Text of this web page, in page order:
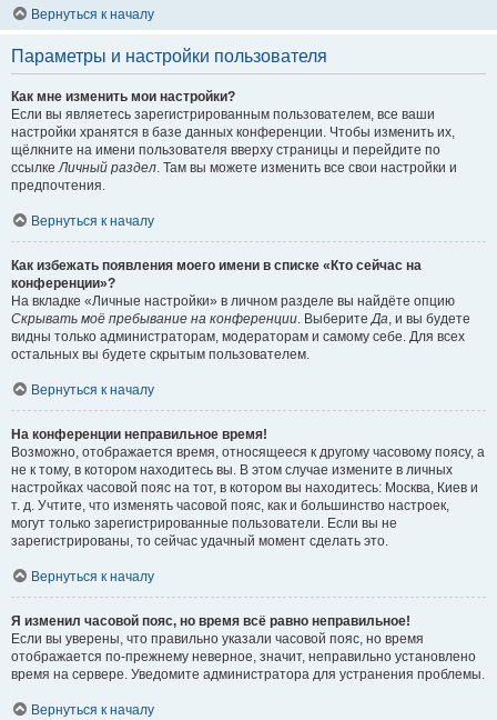
Вернуться к началу
Параметры и настройки пользователя
Как мне изменить мои настройки?
Если вы являетесь зарегистрированным пользователем, все ваши
настройки хранятся в базе данных конференции. Чтобы изменить их,
щёлкните на имени пользователя вверху страницы и перейдите по
ссылкеЛичный раздел. Там вы можете изменить все свои настройки и
предпочтения.
Вернуться к началу
Как избежать появления моего имени в списке «Кто сейчас на
конференции»?
На вкладке «Личные настройки» в личном разделе вы найдёте опцию
Скрывать моё пребывание на конференции. ВыберитеДа, и вы будете
видны только администраторам, модераторам и самому себе. Для всех
остальных вы будете скрытым пользователем.
Вернуться к началу
На конференции неправильное время!
Возможно, отображается время, относящееся к другому часовому поясу, а
не к тому, в котором находитесь вы. В этом случае измените в личных
настройках часовой пояс на тот, в котором вы находитесь: Москва, Киев и
т. д. Учтите, что изменять часовой пояс, как и большинство настроек,
могут только зарегистрированные пользователи. Если вы не
зарегистрированы, то сейчас удачный момент сделать это.
Вернуться к началу
Я изменил часовой пояс, но время всё равно неправильное!
Если вы уверены, что правильно указали часовой пояс, но время
отображается по-прежнему неверное, значит, неправильно установлено
время на сервере. Уведомите администратора для устранения проблемы.
Вернуться к началу